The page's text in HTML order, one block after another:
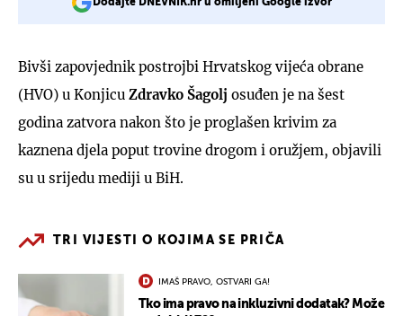
Dodajte DNEVNIK.hr u omiljeni Google izvor
Bivši zapovjednik postrojbi Hrvatskog vijeća obrane
(HVO) u Konjicu Zdravko Šagolj osuđen je na šest
godina zatvora nakon što je proglašen krivim za
kaznena djela poput trovine drogom i oružjem, objavili
su u srijedu mediji u BiH.
TRI VIJESTI O KOJIMA SE PRIČA
IMAŠ PRAVO, OSTVARI GA!
Tko ima pravo na inkluzivni dodatak? Može